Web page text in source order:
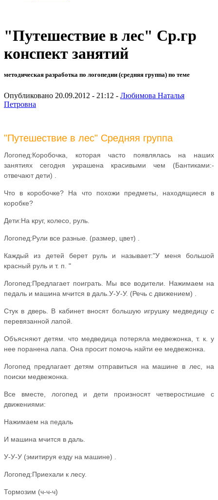
"Путешествие в лес" Ср.гр
конспект занятий
методическая разработка по логопедии (средняя группа) по теме
Опубликовано 20.09.2012 - 21:12 - Любимова Наталья
Петровна
"Путешествие в лес" Средняя группа
Логопед:Коробочка, которая часто появлялась на наших
занятиях сегодня украшена красивыми чем (Бантиками:-
отвечают дети) .
Что в коробочке? На что похожи предметы, находящиеся в
коробке?
Дети:На круг, колесо, руль.
Логопед:Рули все разные. (размер, цвет) .
Каждый из детей берет руль и называет:"У меня большой
красный руль и т. п. "
Логопед:Предлагает поиграть. Мы все водители. Нажимаем на
педаль и машина мчится в даль.У-У-У. (Речь с движением) .
Стук в дверь. В кабинет вносят большую игрушку медведицу с
перевязанной лапой.
Объясняют детям. что медведица потеряла медвежонка, т. к. у
нее поранена лапа. Она просит помочь найти ее медвежонка.
Логопед предлагает детям отправиться на машине в лес, на
поиски медвежонка.
Все вместе, логопед и дети произносят четверостишие с
движениями:
Нажимаем на педаль
И машина мчится в даль.
У-У-У (эмитируя езду на машине) .
Логопед:Приехали к лесу.
Тормозим (ч-ч-ч)